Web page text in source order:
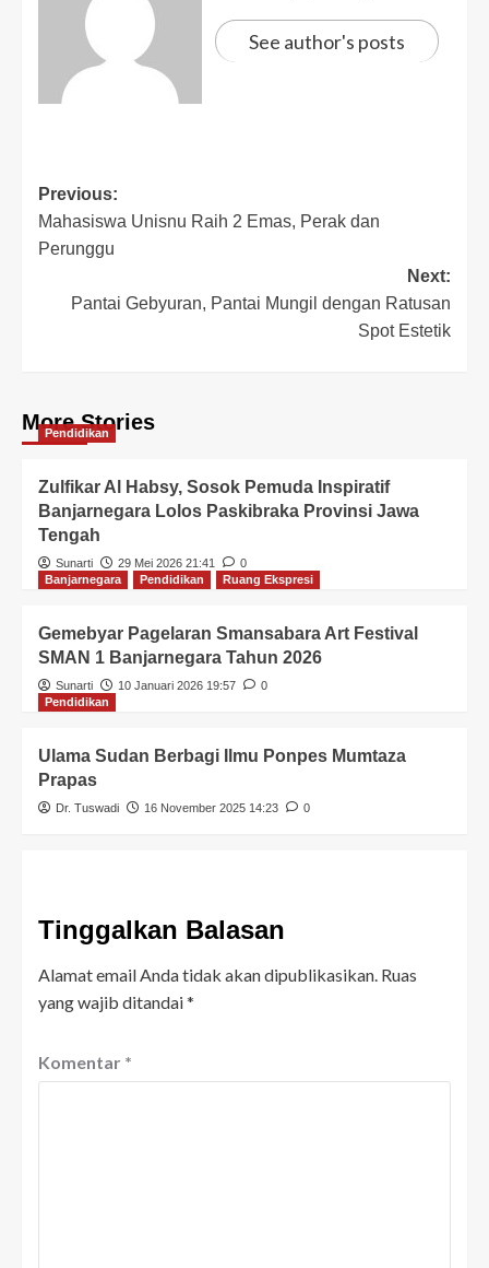
See author's posts
Previous:
Mahasiswa Unisnu Raih 2 Emas, Perak dan
Perunggu
Next:
Pantai Gebyuran, Pantai Mungil dengan Ratusan
Spot Estetik
More Stories
Pendidikan
Zulfikar Al Habsy, Sosok Pemuda Inspiratif
Banjarnegara Lolos Paskibraka Provinsi Jawa
Tengah
Sunarti 29 Mei 2026 21:41
0
Banjarnegara
Pendidikan Ruang Ekspresi
Gemebyar Pagelaran Smansabara Art Festival
SMAN 1 Banjarnegara Tahun 2026
Sunarti 10 Januari 2026 19:57
0
Pendidikan
Ulama Sudan Berbagi Ilmu Ponpes Mumtaza
Prapas
Dr. Tuswadi 16 November 2025 14:23 0
Tinggalkan Balasan
Alamat email Anda tidak akan dipublikasikan. Ruas
yang wajib ditandai*
Komentar *